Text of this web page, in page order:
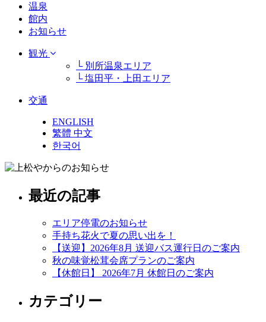
温泉
館内
お知らせ
観光
└ 別所温泉エリア
└ 塩田平・上田エリア
交通
ENGLISH
繁體 中文
한국어
最近の記事
エリア停電のお知らせ
手持ち花火で夏の思い出を！
【送迎】2026年8月 送迎バス運行日のご案内
秋の味覚松茸会席プランのご案内
【休館日】 2026年7月 休館日のご案内
カテゴリー